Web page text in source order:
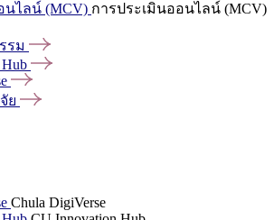
นไลน์ (MCV) การประเมินออนไลน์ (MCV)
รม
Hub
ย
Chula DigiVerse